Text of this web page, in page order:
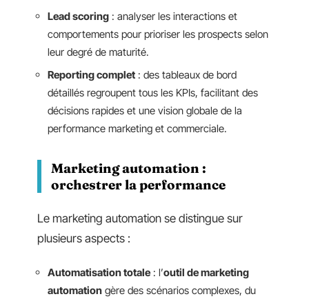
Lead scoring : analyser les interactions et
comportements pour prioriser les prospects selon
leur degré de maturité.
Reporting complet : des tableaux de bord
détaillés regroupent tous les KPIs, facilitant des
décisions rapides et une vision globale de la
performance marketing et commerciale.
Marketing automation :
orchestrer la performance
Le marketing automation se distingue sur
plusieurs aspects :
Automatisation totale : l’outil de marketing
automation gère des scénarios complexes, du